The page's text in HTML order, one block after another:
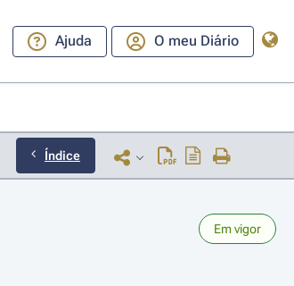
Ajuda O meu Diário
Índice
Em vigor